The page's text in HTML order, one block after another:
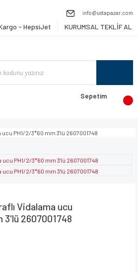
info@ustapazar.com
- HepsiJet KURUMSAL TEKLİF AL
Sepetim
Vidalama ucu
2607001748